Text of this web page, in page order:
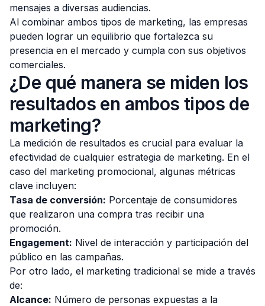
mensajes a diversas audiencias.
Al combinar ambos tipos de marketing, las empresas
pueden lograr un equilibrio que fortalezca su
presencia en el mercado y cumpla con sus objetivos
comerciales.
¿De qué manera se miden los
resultados en ambos tipos de
marketing?
La medición de resultados es crucial para evaluar la
efectividad de cualquier estrategia de marketing. En el
caso del marketing promocional, algunas métricas
clave incluyen:
Tasa de conversión: Porcentaje de consumidores
que realizaron una compra tras recibir una
promoción.
Engagement: Nivel de interacción y participación del
público en las campañas.
Por otro lado, el marketing tradicional se mide a través
de:
Alcance: Número de personas expuestas a la